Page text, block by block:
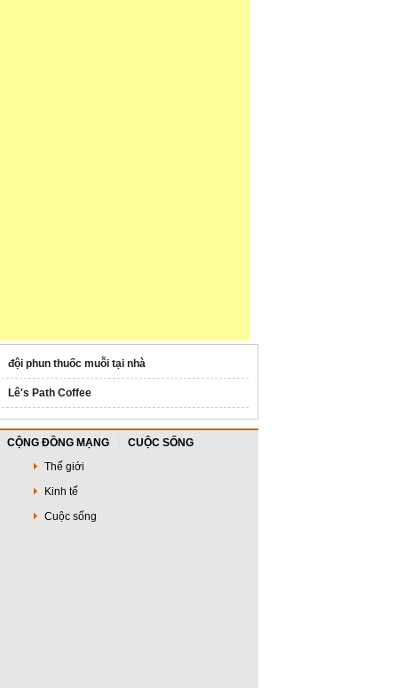
đội phun thuốc muỗi tại nhà
Lê's Path Coffee
CỘNG ĐỒNG MẠNG
CUỘC SỐNG
Thế giới
Kinh tế
Cuộc sống